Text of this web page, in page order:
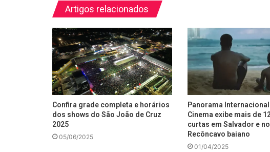
Artigos relacionados
Confira grade completa e horários
dos shows do São João de Cruz
2025
05/06/2025
Panorama
Cinema exibe mais de
curtas em Salvador e no
Recôncavo baiano
01/04/2025